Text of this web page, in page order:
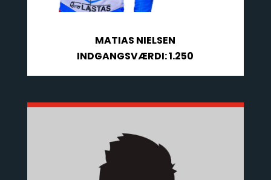
MATIAS NIELSEN
INDGANGSVÆRDI: 1.250